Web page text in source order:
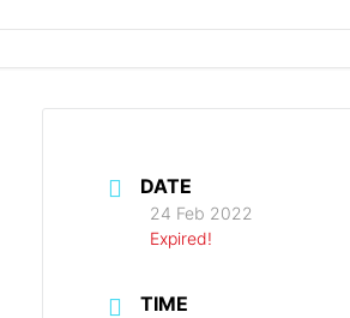
DATE
24 Feb 2022
Expired!
TIME